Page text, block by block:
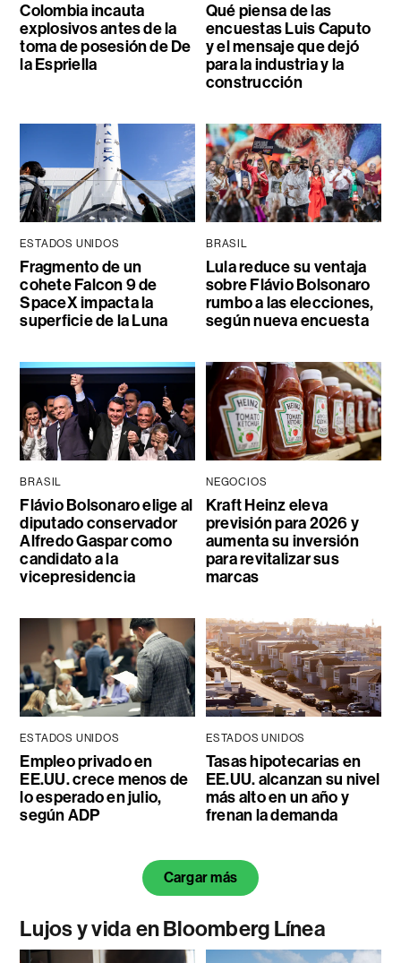
Colombia incauta
explosivos antes de la
toma de posesión de De
la Espriella
Qué piensa de las
encuestas Luis Caputo
y el mensaje que dejó
para la industria y la
construcción
ESTADOS UNIDOS
Fragmento de un
cohete Falcon 9 de
SpaceX impacta la
superficie de la Luna
BRASIL
Lula reduce su ventaja
sobre Flávio Bolsonaro
rumbo a las elecciones,
según nueva encuesta
BRASIL
Flávio Bolsonaro elige al
diputado conservador
Alfredo Gaspar como
candidato a la
vicepresidencia
NEGOCIOS
Kraft Heinz eleva
previsión para 2026 y
aumenta su inversión
para revitalizar sus
marcas
ESTADOS UNIDOS
Empleo privado en
EE.UU. crece menos de
lo esperado en julio,
según ADP
ESTADOS UNIDOS
Tasas hipotecarias en
EE.UU. alcanzan su nivel
más alto en un año y
frenan la demanda
Cargar más
Lujos y vida en Bloomberg Línea